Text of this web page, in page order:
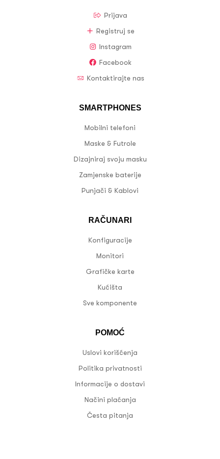
Prijava
Registruj se
Instagram
Facebook
Kontaktirajte nas
SMARTPHONES
Mobilni telefoni
Maske & Futrole
Dizajniraj svoju masku
Zamjenske baterije
Punjači & Kablovi
RAČUNARI
Konfiguracije
Monitori
Grafičke karte
Kućišta
Sve komponente
POMOĆ
Uslovi korišćenja
Politika privatnosti
Informacije o dostavi
Načini plaćanja
Česta pitanja